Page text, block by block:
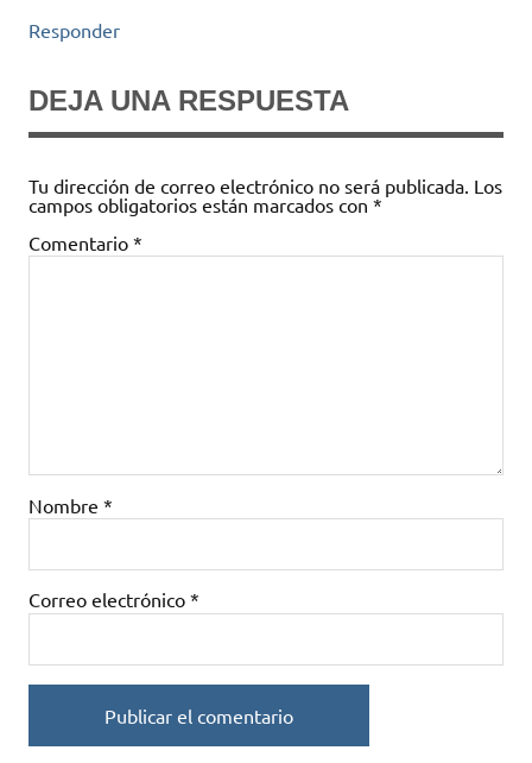
Responder
DEJA UNA RESPUESTA
Tu dirección de correo electrónico no será publicada. Los
campos obligatorios están marcados con *
Comentario *
Nombre *
Correo electrónico *